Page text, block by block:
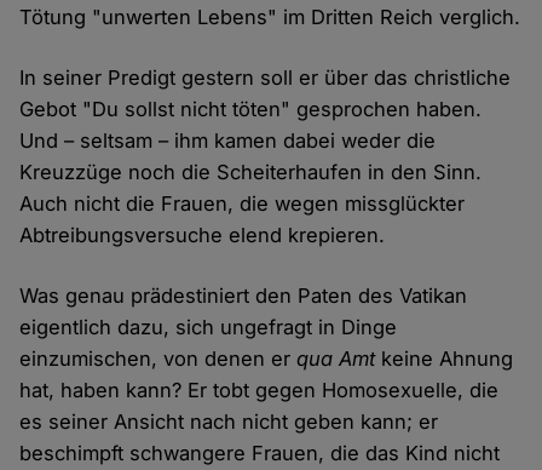
Tötung "unwerten Lebens" im Dritten Reich verglich.
In seiner Predigt gestern soll er über das christliche
Gebot "Du sollst nicht töten" gesprochen haben.
Und – seltsam – ihm kamen dabei weder die
Kreuzzüge noch die Scheiterhaufen in den Sinn.
Auch nicht die Frauen, die wegen missglückter
Abtreibungsversuche elend krepieren.
Was genau prädestiniert den Paten des Vatikan
eigentlich dazu, sich ungefragt in Dinge
einzumischen, von denen erqua Amtkeine Ahnung
hat, haben kann? Er tobt gegen Homosexuelle, die
es seiner Ansicht nach nicht geben kann; er
beschimpft schwangere Frauen, die das Kind nicht